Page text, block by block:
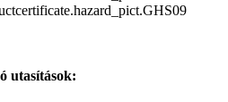
utasítások: